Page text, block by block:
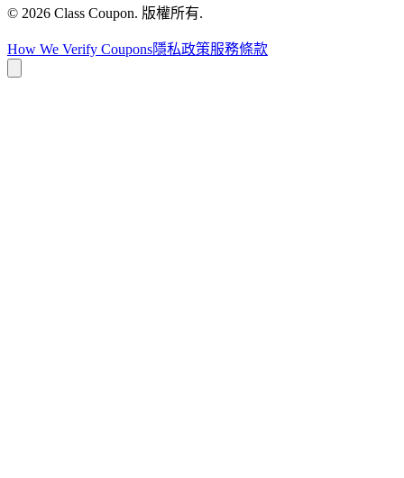
© 2026 Class Coupon. 版權所有.
How We Verify Coupons隱私政策服務條款